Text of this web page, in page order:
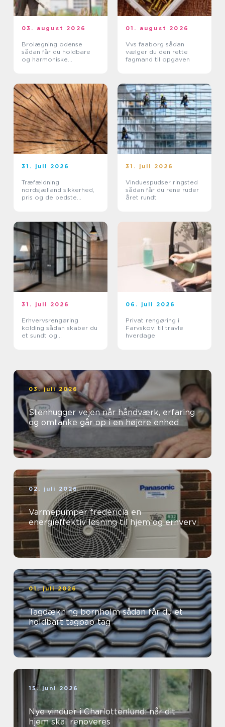
03. august 2026
Brolægning odense
sådan får du holdbare
og harmoniske
01. august 2026
Vvs faaborg sådan
vælger du den rette
fagmand til opgaven
31. juli 2026
Træfældning
nordsjælland sikkerhed,
pris og de bedste
31. juli 2026
Vinduespudser ringsted
sådan får du rene ruder
året rundt
31. juli 2026
Erhvervsrengøring
kolding sådan skaber du
et sundt og
06. juli 2026
Privat rengøring i
Farvskov: til travle
hverdage
03. juli 2026
Stenhugger vejen når håndværk, erfaring
og omtanke går op i en højere enhed
02. juli 2026
Varmepumper fredericia en
energieffektiv løsning til hjem og erhverv
01. juli 2026
Tagdækning bornholm sådan får du et
holdbart tagpap-tag
15. juni 2026
Nye vinduer i Charlottenlund: når dit
hjem skal renoveres